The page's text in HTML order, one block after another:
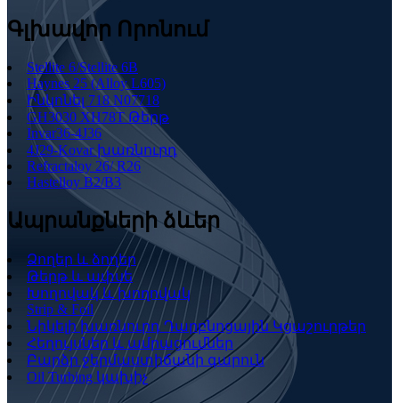
Գլխավոր Որոնում
Stellite 6/Stellite 6B
Haynes 25 (Alloy L605)
Ինկոնել 718 N07718
GH3030 XH78T Թերթ
Invar36-4J36
4J29-Kovar խառնուրդ
Refractaloy 26/ R26
Hastelloy B2/B3
Ապրանքների ձևեր
Ձողեր և ձողեր
Թերթ և ափսե
Խողովակ և խողովակ
Strip & Foil
Նիկելի խառնուրդ Դարբնոցային Կցաշուրթեր
Հեղույսներ և ամրացումներ
Բարձր ջերմաստիճանի գարուն
Oil Turbing կախիչ